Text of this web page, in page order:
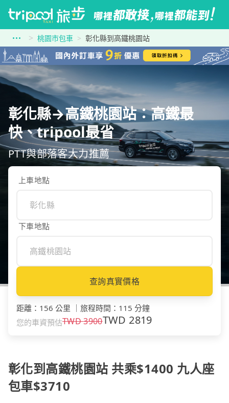
桃園市包車 彰化縣到高鐵桃園站
彰化縣→高鐵桃園站：高鐵最
快、tripool最省
PTT與部落客大力推薦
上車地點
下車地點
查詢真實價格
距離 ： 156 公里 旅程時間 ： 115 分鐘
您的車資預估TWD3900TWD 2819
彰化到高鐵桃園站 共乘$1400 九人座
包車$3710